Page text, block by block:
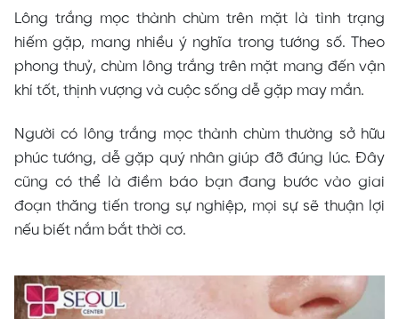
Lông trắng mọc thành chùm trên mặt là tình trạng
hiếm gặp, mang nhiều ý nghĩa trong tướng số. Theo
phong thuỷ, chùm lông trắng trên mặt mang đến vận
khí tốt, thịnh vượng và cuộc sống dễ gặp may mắn.
Người có lông trắng mọc thành chùm thường sở hữu
phúc tướng, dễ gặp quý nhân giúp đỡ đúng lúc. Đây
cũng có thể là điềm báo bạn đang bước vào giai
đoạn thăng tiến trong sự nghiệp, mọi sự sẽ thuận lợi
nếu biết nắm bắt thời cơ.